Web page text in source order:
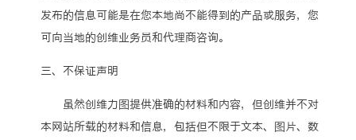
发布的信息可能是在您本地尚不能得到的产品或服务，您
可向当地的创维业务员和代理商咨询。
三、不保证声明
虽然创维力图提供准确的材料和内容，但创维并不对
本网站所载的材料和信息，包括但不限于文本、图片、数